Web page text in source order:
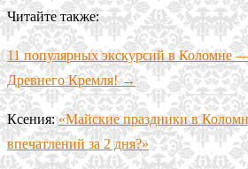
Читайте также:
11 популярных экскурсий в Коломне
Древнего Кремля! →
Ксения:«Майские праздники в
впечатлений за 2 дня?»